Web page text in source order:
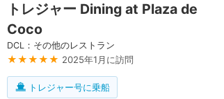
トレジャー Dining at Plaza de
Coco
DCL：その他のレストラン
★★★★★ 2025年1月に訪問
トレジャー号に乗船